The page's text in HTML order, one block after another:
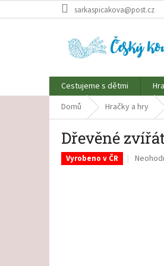
na
sarkaspicakova@post.cz
Cestujeme s dětmi
Domů
Hračky a hry
Dřevěné
Vyrobeno v ČR